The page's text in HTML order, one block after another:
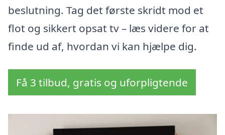
beslutning. Tag det første skridt mod et
flot og sikkert opsat tv – læs videre for at
finde ud af, hvordan vi kan hjælpe dig.
Få 3 tilbud, gratis og uforpligtende